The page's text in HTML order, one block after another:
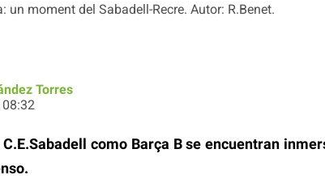
un moment del Sabadell-Recre. Autor: R.Benet.
Torres
como Barça B se encuentran